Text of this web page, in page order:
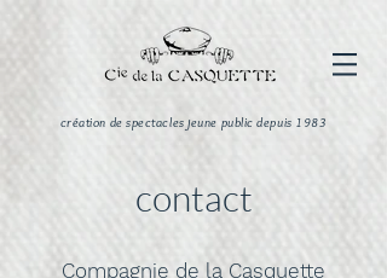
création de spectacles jeune public depuis 1983
contact
Compagnie de la Casquette